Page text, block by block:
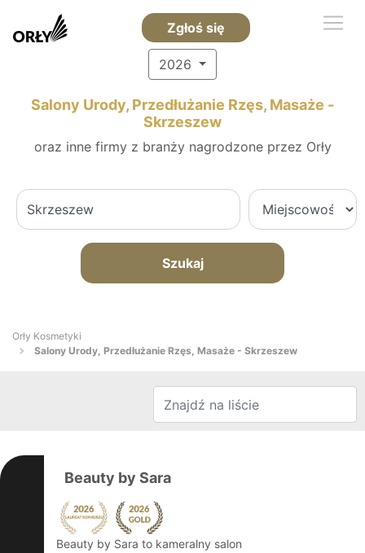
Zgłoś się
2026
Salony Urody, Przedłużanie Rzęs, Masaże -
Skrzeszew
oraz inne firmy z branży nagrodzone przez Orły
Szukaj
Orły Kosmetyki
Salony Urody, Przedłużanie Rzęs, Masaże - Skrzeszew
Beauty by Sara
Beauty by Sara to kameralny salon